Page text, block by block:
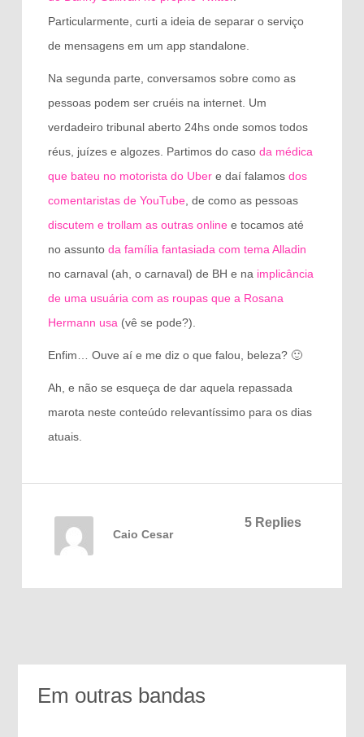
Particularmente, curti a ideia de separar o serviço
de mensagens em um app standalone.
Na segunda parte, conversamos sobre como as
pessoas podem ser cruéis na internet. Um
verdadeiro tribunal aberto 24hs onde somos todos
réus, juízes e algozes. Partimos do caso da médica
que bateu no motorista do Ubere daí falamos dos
comentaristas de YouTube, de como as pessoas
discutem e trollam as outras onlinee tocamos até
no assunto da família fantasiada com tema Alladin
no carnaval (ah, o carnaval) de BH e na implicância
de uma usuária com as roupas que a Rosana
Hermann usa (vê se pode?).
Enfim… Ouve aí e me diz o que falou, beleza? 🙂
Ah, e não se esqueça de dar aquela repassada
marota neste conteúdo relevantíssimo para os dias
atuais.
5 Replies
Caio Cesar
Em outras bandas